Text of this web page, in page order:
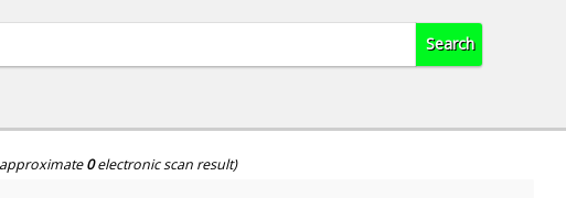
0electronic scan result)